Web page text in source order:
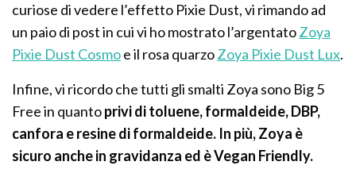
curiose di vedere l’effetto Pixie Dust, vi rimando ad
un paio di post in cui vi ho mostrato l’argentatoZoya
Pixie Dust Cosmoe il rosa quarzoZoya Pixie Dust Lux.
Infine, vi ricordo che tutti gli smalti Zoya sono Big 5
Free in quantoprivi di toluene, formaldeide, DBP,
canfora e resine di formaldeide. In più, Zoya è
sicuro anche in gravidanza ed è Vegan Friendly.